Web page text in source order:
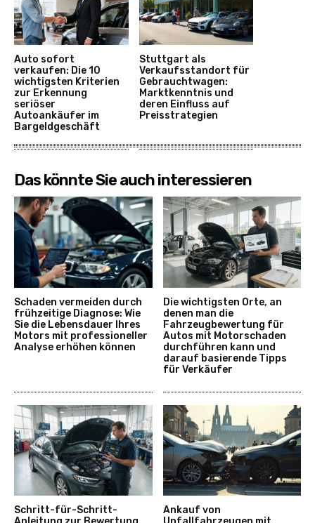
Auto sofort
verkaufen: Die 10
wichtigsten Kriterien
zur Erkennung
seriöser
Autoankäufer im
Bargeldgeschäft
Stuttgart als
Verkaufsstandort für
Gebrauchtwagen:
Marktkenntnis und
deren Einfluss auf
Preisstrategien
Das könnte Sie auch interessieren
Schaden vermeiden durch
frühzeitige Diagnose: Wie
Sie die Lebensdauer Ihres
Motors mit professioneller
Analyse erhöhen können
Die wichtigsten Orte, an
denen man die
Fahrzeugbewertung für
Autos mit Motorschaden
durchführen kann und
darauf basierende Tipps
für Verkäufer
Schritt-für-Schritt-
Ankauf von